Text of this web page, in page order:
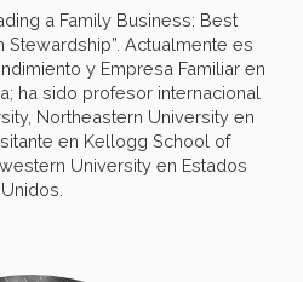
a Family Business: Best
Stewardship”. Actualmente es
y Empresa Familiar en
ha sido profesor internacional
Northeastern University en
en Kellogg School of
University en Estados
Unidos.